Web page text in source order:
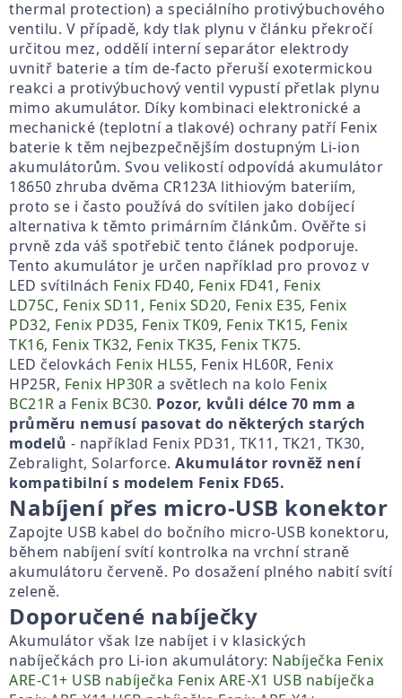
thermal protection) a speciálního protivýbuchového
ventilu. V případě, kdy tlak plynu v článku překročí
určitou mez, oddělí interní separátor elektrody
uvnitř baterie a tím de-facto přeruší exotermickou
reakci a protivýbuchový ventil vypustí přetlak plynu
mimo akumulátor. Díky kombinaci elektronické a
mechanické (teplotní a tlakové) ochrany patří Fenix
baterie k těm nejbezpečnějším dostupným Li-ion
akumulátorům. Svou velikostí odpovídá akumulátor
18650 zhruba dvěma CR123A lithiovým bateriím,
proto se i často používá do svítilen jako dobíjecí
alternativa k těmto primárním článkům. Ověřte si
prvně zda váš spotřebič tento článek podporuje.
Tento akumulátor je určen například pro provoz v
LED svítilnách Fenix FD40, Fenix FD41 , Fenix
LD75C, Fenix SD11 , Fenix SD20, Fenix E35, Fenix
PD32, Fenix PD35, Fenix TK09, Fenix TK15, Fenix
TK16, Fenix TK32, Fenix TK35, Fenix TK75.
LED čelovkách Fenix HL55, Fenix HL60R, Fenix
HP25R, Fenix HP30R a světlech na kolo Fenix
BC21R a Fenix BC30. Pozor, kvůli délce 70 mm a
průměru nemusí pasovat do některých starých
modelů - například Fenix PD31, TK11, TK21, TK30,
Zebralight, Solarforce. Akumulátor rovněž není
kompatibilní s modelem Fenix FD65.
Nabíjení přes micro-USB konektor
Zapojte USB kabel do bočního micro-USB konektoru,
během nabíjení svítí kontrolka na vrchní straně
akumulátoru červeně. Po dosažení plného nabití svítí
zeleně.
Doporučené nabíječky
Akumulátor však lze nabíjet i v klasických
nabíječkách pro Li-ion akumulátory: Nabíječka Fenix
ARE-C1+ USB nabíječka Fenix ARE-X1 USB nabíječka